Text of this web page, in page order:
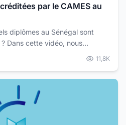
par le CAMES au
diplômes au Sénégal sont
Dans cette vidéo, nous
des diplômes reconnus par le
11,8K